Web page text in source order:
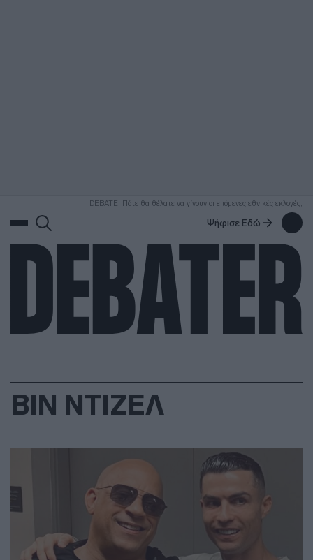
DEBATE: Πότε θα θέλατε να γίνουν οι επόμενες εθνικές εκλογές;
Ψήφισε Εδώ
ΒΙΝ ΝΤΙΖΕΛ